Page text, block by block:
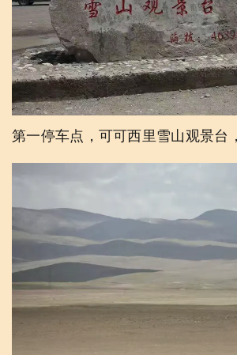
第一停车点，可可西里雪山观景台